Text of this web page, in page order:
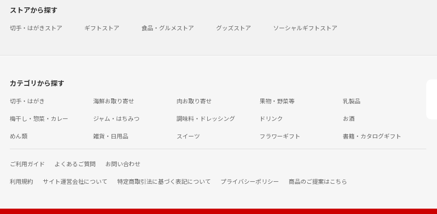
ストアから探す
切手・はがきストア ギフトストア 食品・グルメストア グッズストア ソーシャルギフトストア
カテゴリから探す
切手・はがき 海鮮お取り寄せ 肉お取り寄せ 果物・野菜等 乳製品
梅干し・惣菜・カレー ジャム・はちみつ 調味料・ドレッシング ドリンク お酒
めん類 雑貨・日用品 スイーツ フラワーギフト 書籍・カタログギフト
ご利用ガイド よくあるご質問 お問い合わせ
利用規約 サイト運営会社について 特定商取引法に基づく表記について プライバシーポリシー 商品のご提案はこちら